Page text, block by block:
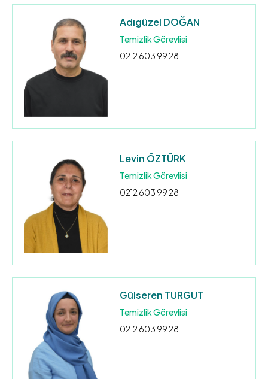
Adıgüzel DOĞAN
Temizlik Görevlisi
0212 603 99 28
Levin ÖZTÜRK
Temizlik Görevlisi
0212 603 99 28
Gülseren TURGUT
Temizlik Görevlisi
0212 603 99 28